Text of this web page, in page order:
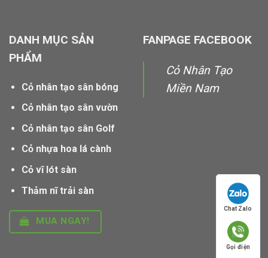
DANH MỤC SẢN
PHẨM
Cỏ nhân tạo sân bóng
Cỏ nhân tạo sân vườn
Cỏ nhân tạo sân Golf
Cỏ nhựa hoa lá cành
Cỏ vĩ lót sàn
Thảm nĩ trải sàn
MUA NGAY!
FANPAGE FACEBOOK
Cỏ Nhân Tạo
Miền Nam
Chat Zalo
Gọi điện